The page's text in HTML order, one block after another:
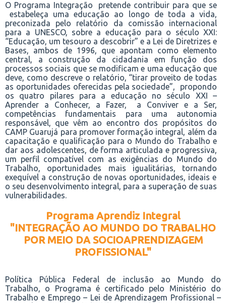
O Programa Integração
pretende contribuir para que se
estabeleça uma educação ao longo de toda a vida,
preconizada pelo relatório da comissão internacional
para a UNESCO, sobre a educação para o século XXI:
“Educação, um tesouro a descobrir” e a Lei de Diretrizes e
Bases, ambos de 1996, que apontam como elemento
central, a construção da cidadania em função dos
processos sociais que se modificam e uma educação que
deve, como descreve o relatório, “tirar proveito de todas
as oportunidades oferecidas pela sociedade”, propondo
os quatro pilares para a educação no século XXI –
Aprender a Conhecer, a Fazer,
a Conviver e a Ser,
competências fundamentais para uma autonomia
responsável, que vêm ao encontro dos propósitos do
CAMP Guarujá para promover formação integral, além da
capacitação e qualificação para o Mundo do Trabalho e
dar aos adolescentes, de forma articulada e progressiva,
um perfil compatível com as exigências do Mundo do
Trabalho, oportunidades mais igualitárias, tornando
exequível a construção de novas oportunidades, ideais e
o seu desenvolvimento integral, para a superação de suas
vulnerabilidades.
Programa Aprendiz Integral
"INTEGRAÇÃO AO MUNDO DO TRABALHO
POR MEIO DA SOCIOAPRENDIZAGEM
PROFISSIONAL"
Política Pública Federal de inclusão ao Mundo do
Trabalho, o Programa é certificado pelo Ministério do
Trabalho e Emprego – Lei de Aprendizagem Profissional –